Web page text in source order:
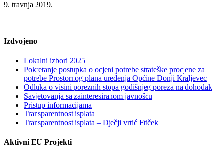
9. travnja 2019.
Izdvojeno
Lokalni izbori 2025
Pokretanje postupka o ocjeni potrebe strateške procjene za
potrebe Prostornog plana uređenja Općine Donji Kraljevec
Odluka o visini poreznih stopa godišnjeg poreza na dohodak
Savjetovanja sa zainteresiranom javnošću
Pristup informacijama
Transparentnost isplata
Transparentnost isplata – Dječji vrtić Ftiček
Aktivni EU Projekti